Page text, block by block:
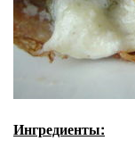
Ингредиенты: